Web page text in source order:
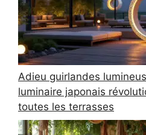
Adieu guirlandes
luminaire japonais
toutes les terrasses